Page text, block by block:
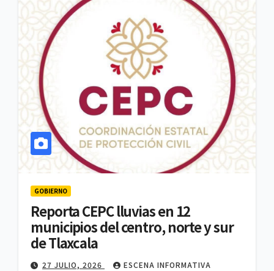
GOBIERNO
Reporta CEPC lluvias en 12
municipios del centro, norte y sur
de Tlaxcala
27 JULIO, 2026 ESCENA INFORMATIVA